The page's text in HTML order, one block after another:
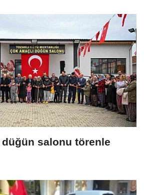
düğün salonu törenle